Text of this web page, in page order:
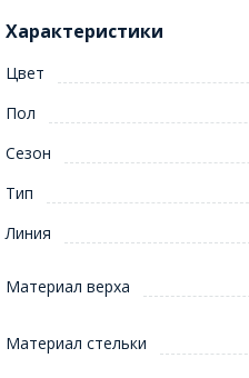
Характеристики
Цвет
Пол
Сезон
Тип
Линия
Материал верха
Материал стельки